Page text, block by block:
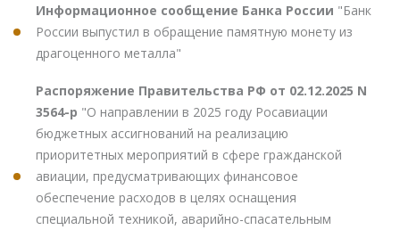
Информационное сообщение Банка России "Банк
России выпустил в обращение памятную монету из
драгоценного металла"
Распоряжение Правительства РФ от 02.12.2025 N
3564-р "О направлении в 2025 году Росавиации
бюджетных ассигнований на реализацию
приоритетных мероприятий в сфере гражданской
авиации, предусматривающих финансовое
обеспечение расходов в целях оснащения
специальной техникой, аварийно-спасательным